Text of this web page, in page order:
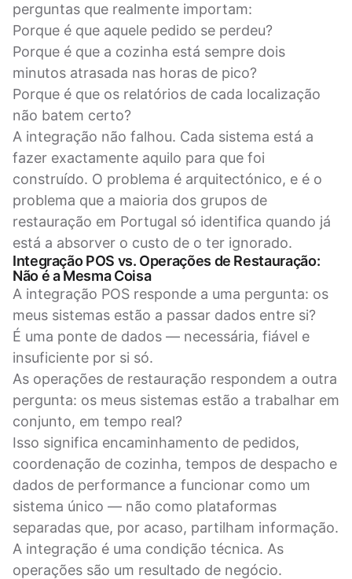
perguntas que realmente importam:
Porque é que aquele pedido se perdeu?
Porque é que a cozinha está sempre dois
minutos atrasada nas horas de pico?
Porque é que os relatórios de cada localização
não batem certo?
A integração não falhou. Cada sistema está a
fazer exactamente aquilo para que foi
construído. O problema é arquitectónico, e é o
problema que a maioria dos grupos de
restauração em Portugal só identifica quando já
está a absorver o custo de o ter ignorado.
Integração POS vs. Operações de Restauração:
Não é a Mesma Coisa
A integração POS responde a uma pergunta: os
meus sistemas estão a passar dados entre si?
É uma ponte de dados — necessária, fiável e
insuficiente por si só.
As operações de restauração respondem a outra
pergunta: os meus sistemas estão a trabalhar em
conjunto, em tempo real?
Isso significa encaminhamento de pedidos,
coordenação de cozinha, tempos de despacho e
dados de performance a funcionar como um
sistema único — não como plataformas
separadas que, por acaso, partilham informação.
A integração é uma condição técnica. As
operações são um resultado de negócio.